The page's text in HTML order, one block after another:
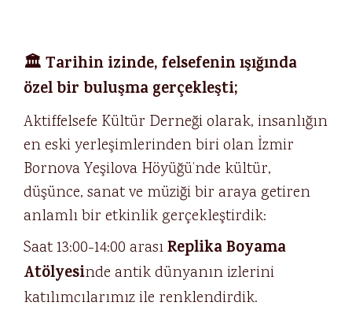
🏛️ Tarihin izinde, felsefenin ışığında
özel bir buluşma gerçekleşti;
Aktiffelsefe Kültür Derneği olarak, insanlığın
en eski yerleşimlerinden biri olan İzmir
Bornova Yeşilova Höyüğü’nde kültür,
düşünce, sanat ve müziği bir araya getiren
anlamlı bir etkinlik gerçekleştirdik:
Saat 13:00-14:00 arasıReplika Boyama
Atölyesinde antik dünyanın izlerini
katılımcılarımız ile renklendirdik.